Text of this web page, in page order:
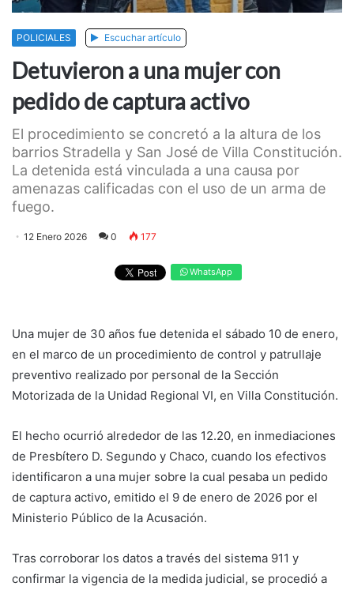
POLICIALES Escuchar artículo
Detuvieron a una mujer con
pedido de captura activo
El procedimiento se concretó a la altura de los
barrios Stradella y San José de Villa Constitución.
La detenida está vinculada a una causa por
amenazas calificadas con el uso de un arma de
fuego.
12 Enero 2026 0 177
WhatsApp
Una mujer de 30 años fue detenida el sábado 10 de enero,
en el marco de un procedimiento de control y patrullaje
preventivo realizado por personal de la Sección
Motorizada de la Unidad Regional VI, en Villa Constitución.
El hecho ocurrió alrededor de las 12.20, en inmediaciones
de Presbítero D. Segundo y Chaco, cuando los efectivos
identificaron a una mujer sobre la cual pesaba un pedido
de captura activo, emitido el 9 de enero de 2026 por el
Ministerio Público de la Acusación.
Tras corroborar los datos a través del sistema 911 y
confirmar la vigencia de la medida judicial, se procedió a